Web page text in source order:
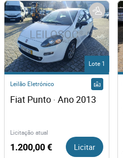
Lote 1
Leilão Eletrónico
Fiat Punto · Ano 2013
Licitação atual
1.200,00 € Licitar